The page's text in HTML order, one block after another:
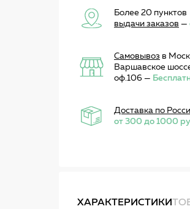
Более 20 пунктов
выдачи заказов —
Самовывоз в
Варшавское
оф.106 —
Доставка по
от 300 до 1000
ХАРАКТЕРИСТИКИ